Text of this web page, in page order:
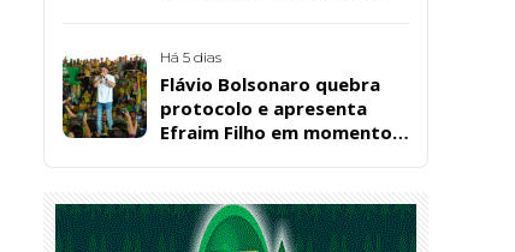
Há 5 dias
Flávio Bolsonaro quebra
protocolo e apresenta
Efraim Filho em momento